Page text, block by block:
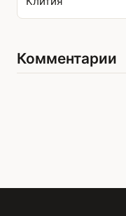
Комментарии